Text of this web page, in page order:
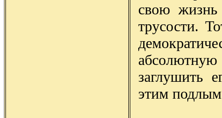
свою жизнь
трусости.
абсолютную
заглушить
этим